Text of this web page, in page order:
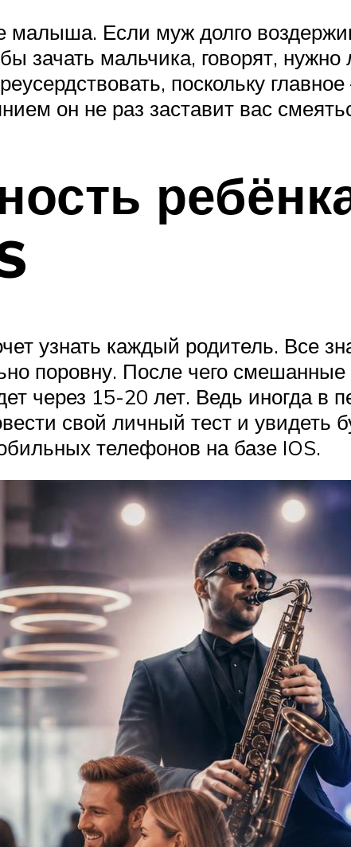
Если муж долго
зачать мальчика, говорят,
поскольку
он не раз заставит вас
узнать каждый родитель. Все
поровну. После чего
через 15-20 лет. Ведь иногда в
свой личный тест и увидеть
телефонов на базе IOS.